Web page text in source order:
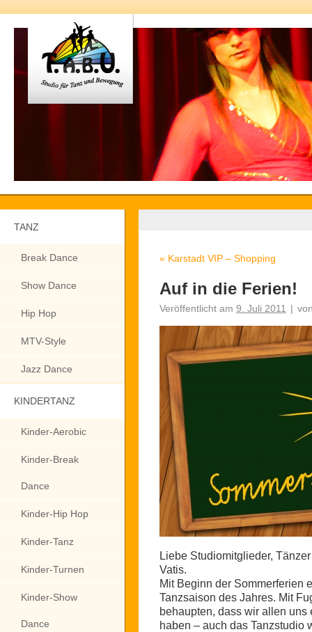
TANZ
Break Dance
Show Dance
Hip Hop
MTV-Style
Jazz Dance
KINDERTANZ
Kinder-Aerobic
Kinder-Break
Dance
Kinder-Hip Hop
Kinder-Tanz
Kinder-Turnen
Kinder-Show
Dance
« Karstadt VIP – Shopping
Auf in die Ferien!
Veröffentlicht am 9. Juli 2011 |
Liebe Studiomitglieder,
Vatis.
Mit Beginn der Sommerferien
Tanzsaison des Jahres. Mit
behaupten, dass wir allen
haben – auch das Tanzstudio